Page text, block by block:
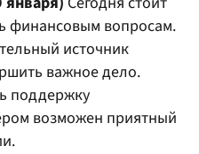
финансовым вопросам.
источник
важное дело.
поддержку
возможен приятный